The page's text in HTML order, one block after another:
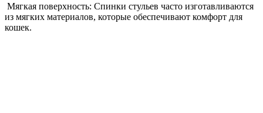
Мягкая поверхность: Спинки стульев часто изготавливаются
из мягких материалов, которые обеспечивают комфорт для
кошек.